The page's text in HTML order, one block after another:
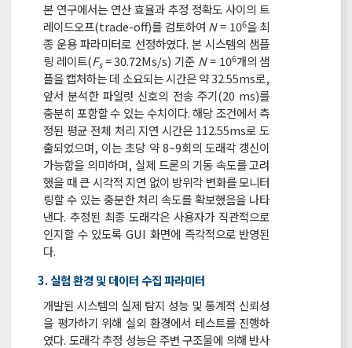
본 연구에서는 연산 효율과 추정 정확도 사이의 트
레이드오프(trade-off)를 검토하여 N= 106을 최
종 운용 파라미터로 선정하였다. 본 시스템의 샘플
링 레이트(Fs= 30.72Ms/s) 기준 N= 106개의 샘
플을 캡처하는 데 소요되는 시간은 약 32.55ms로,
앞서 분석한 파일럿 신호의 전송 주기(20 ms)를
충분히 포함할 수 있는 수치이다. 해당 조건에서 측
정된 평균 전체 처리 지연 시간은 112.55ms로 도
출되었으며, 이는 초당 약 8~9회의 도래각 갱신이
가능함을 의미하며, 실제 드론의 기동 속도를 고려
했을 때 큰 시각적 지연 없이 방위각 변화를 모니터
링할 수 있는 충분한 처리 속도를 확보했음을 나타
낸다. 추정된 최종 도래각은 사용자가 직관적으로
인지할 수 있도록 GUI 화면에 즉각적으로 반영된
다.
3. 실험 환경 및 데이터 수집 파라미터
개발된 시스템의 실제 탐지 성능 및 통계적 신뢰성
을 평가하기 위해 실외 환경에서 테스트를 진행하
였다. 도래각 추정 성능은 주변 구조물에 의해 반사